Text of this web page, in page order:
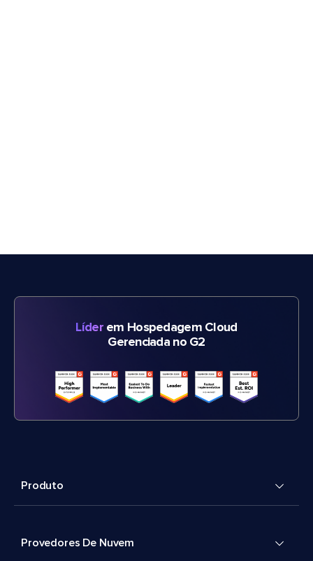
Líderem Hospedagem Cloud
Gerenciada no G2
Produto
Provedores De Nuvem